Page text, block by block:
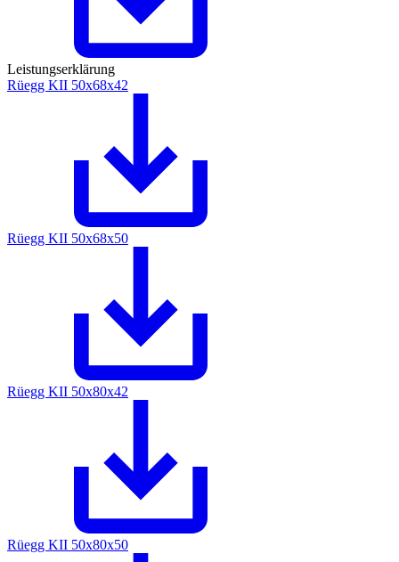
Leistungserklärung
Rüegg KII 50x68x42
Rüegg KII 50x68x50
Rüegg KII 50x80x42
Rüegg KII 50x80x50